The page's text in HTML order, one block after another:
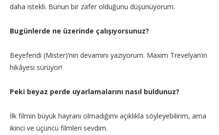
daha istekli. Bunun bir zafer olduğunu düşünüyorum.
Bugünlerde ne üzerinde çalışıyorsunuz?
Beyefendi (Mister)’nin devamını yazıyorum. Maxim Trevelyan’ın
hikâyesi sürüyor!
Peki beyaz perde uyarlamalarını nasıl buldunuz?
İlk filmin büyük hayranı olmadığımı açıklıkla söyleyebilirim, ama
ikinci ve üçüncü filmleri sevdim.